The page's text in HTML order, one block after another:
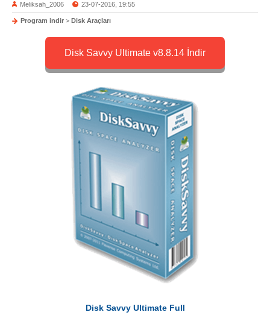
Meliksah_2006 23-07-2016, 19:55
Program indir > Disk Araçları
Disk Savvy Ultimate v8.8.14 İndir
Disk Savvy Ultimate Full